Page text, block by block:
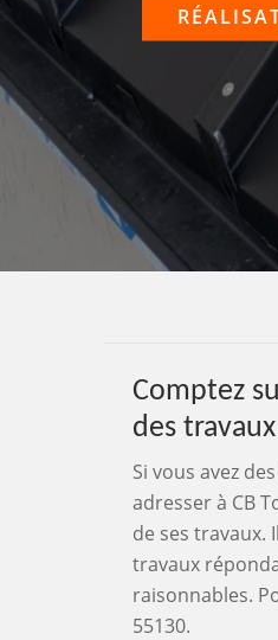
Comptez
des
Si vous avez
adresser à CB
de ses travaux.
travaux
raisonnables.
55130.